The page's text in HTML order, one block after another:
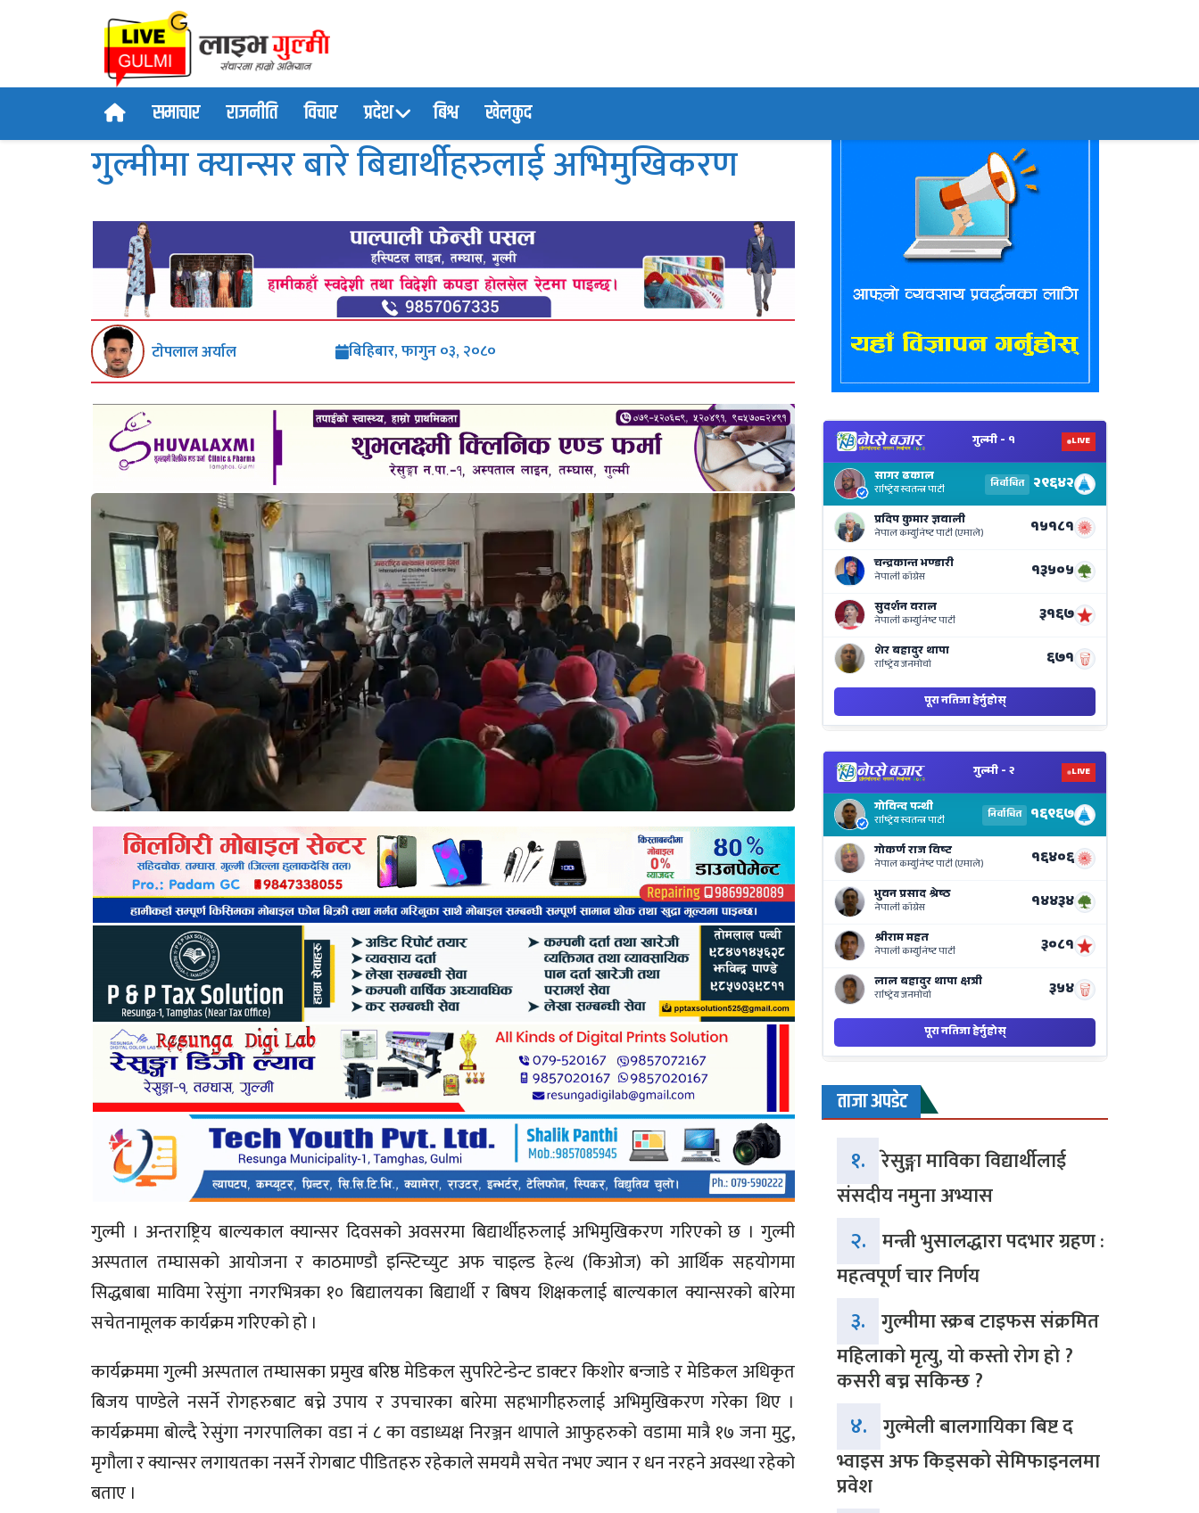
समाचार राजनीति विचार प्रदेश बिश्व खेलकुद
गुल्मीमा क्यान्सर बारे बिद्यार्थीहरुलाई अभिमुखिकरण
टाेपलाल अर्याल बिहिबार, फागुन ०३, २०८०
गुल्मी । अन्तराष्ट्रिय बाल्यकाल क्यान्सर दिवसको अवसरमा बिद्यार्थीहरुलाई अभिमुखिकरण गरिएको छ । गुल्मी
अस्पताल तम्घासको आयोजना र काठमाण्डौ इन्स्टिच्युट अफ चाइल्ड हेल्थ (किओज) को आर्थिक सहयोगमा
सिद्धबाबा माविमा रेसुंगा नगरभित्रका १० बिद्यालयका बिद्यार्थी र बिषय शिक्षकलाई बाल्यकाल क्यान्सरको बारेमा
सचेतनामूलक कार्यक्रम गरिएको हो ।
कार्यक्रममा गुल्मी अस्पताल तम्घासका प्रमुख बरिष्ठ मेडिकल सुपरिटेन्डेन्ट डाक्टर किशोर बन्जाडे र मेडिकल अधिकृत
बिजय पाण्डेले नसर्ने रोगहरुबाट बच्ने उपाय र उपचारका बारेमा सहभागीहरुलाई अभिमुखिकरण गरेका थिए ।
कार्यक्रममा बोल्दै रेसुंगा नगरपालिका वडा नं ८ का वडाध्यक्ष निरञ्जन थापाले आफुहरुको वडामा मात्रै १७ जना मुटु,
मृगौला र क्यान्सर लगायतका नसर्ने रोगबाट पीडितहरु रहेकाले समयमै सचेत नभए ज्यान र धन नरहने अवस्था रहेको
बताए ।
ताजा अपडेट
१. रेसुङ्गा माविका विद्यार्थीलाई
संसदीय नमुना अभ्यास
२. मन्त्री भुसालद्धारा पदभार ग्रहण :
महत्वपूर्ण चार निर्णय
३. गुल्मीमा स्क्रब टाइफस संक्रमित
महिलाको मृत्यु, यो कस्तो रोग हो ?
कसरी बच्न सकिन्छ ?
४. गुल्मेली बालगायिका बिष्ट द
भ्वाइस अफ किड्सको सेमिफाइनलमा
प्रवेश